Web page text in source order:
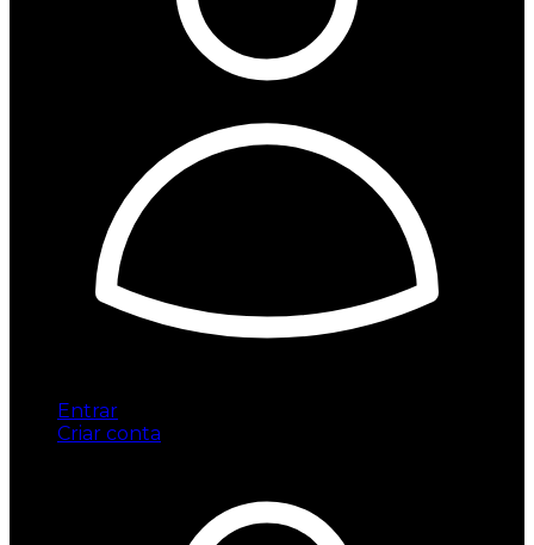
Entrar
Criar conta